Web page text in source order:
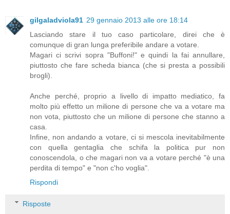
gilgaladviola91 29 gennaio 2013 alle ore 18:14
Lasciando stare il tuo caso particolare, direi che è
comunque di gran lunga preferibile andare a votare.
Magari ci scrivi sopra "Buffoni!" e quindi la fai annullare,
piuttosto che fare scheda bianca (che si presta a possibili
brogli).
Anche perché, proprio a livello di impatto mediatico, fa
molto più effetto un milione di persone che va a votare ma
non vota, piuttosto che un milione di persone che stanno a
casa.
Infine, non andando a votare, ci si mescola inevitabilmente
con quella gentaglia che schifa la politica pur non
conoscendola, o che magari non va a votare perché "è una
perdita di tempo" e "non c'ho voglia".
Rispondi
Risposte